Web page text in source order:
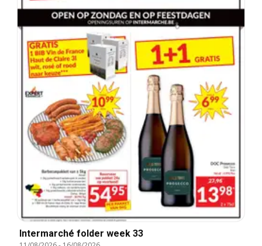
Intermarché folder week 33